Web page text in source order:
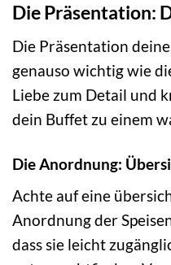
Die Präsentation:
Die Präsentation
genauso wichtig wie
Liebe zum Detail und
dein Buffet zu einem
Die Anordnung:
Achte auf eine
Anordnung der
dass sie leicht